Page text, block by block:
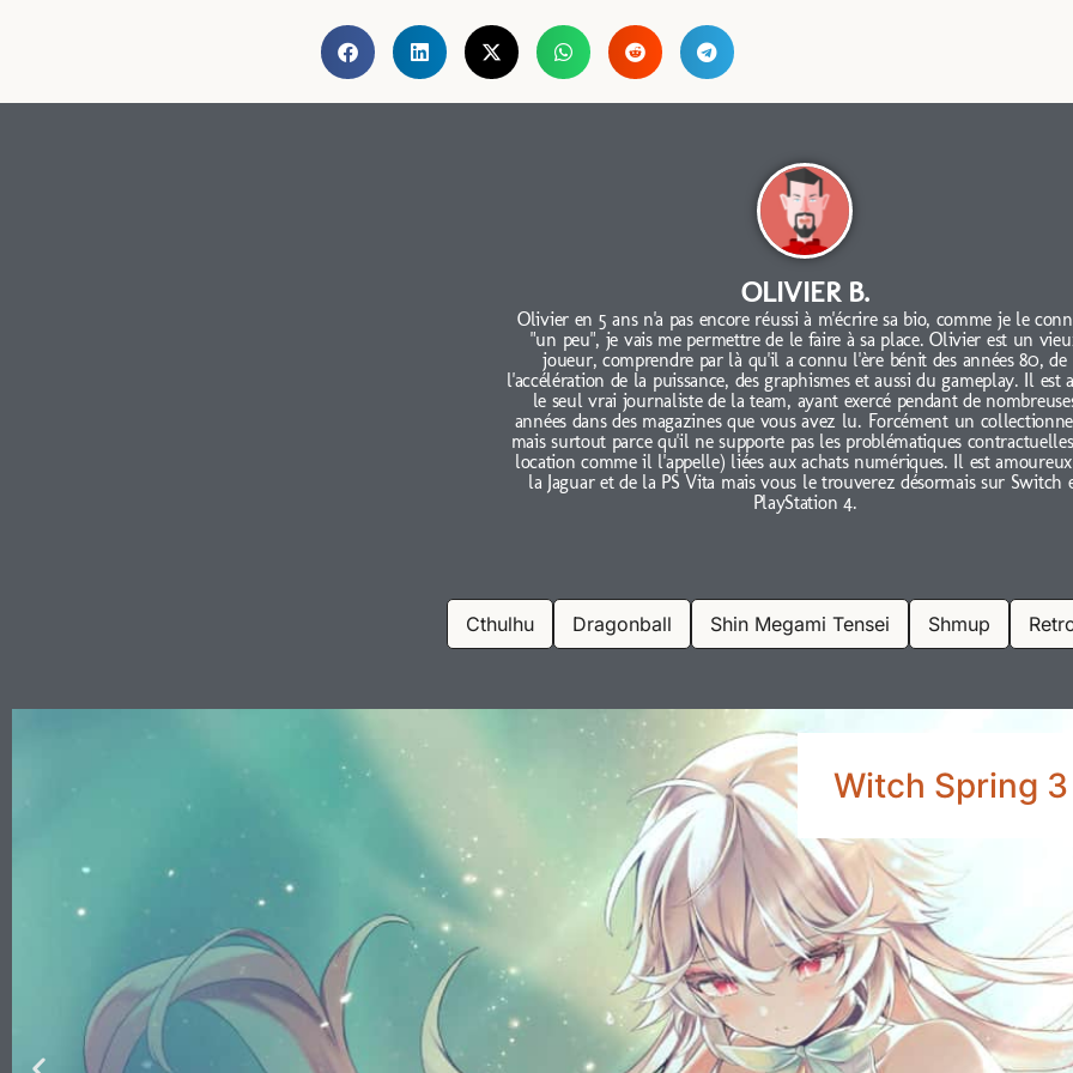
OLIVIER B.
Olivier en 5 ans n'a pas encore réussi à m'écrire sa bio, comme je le
"un peu", je vais me permettre de le faire à sa place. Olivier est un
joueur, comprendre par là qu'il a connu l'ère bénit des années 80, de
l'accélération de la puissance, des graphismes et aussi du gameplay. Il est
le seul vrai journaliste de la team, ayant exercé pendant de
années dans des magazines que vous avez lu. Forcément un
mais surtout parce qu'il ne supporte pas les problématiques
location comme il l'appelle) liées aux achats numériques. Il est
la Jaguar et de la PS Vita mais vous le trouverez désormais sur Switch
PlayStation 4.
Cthulhu Dragonball Shin Megami Tensei Shmup
Witch Spring